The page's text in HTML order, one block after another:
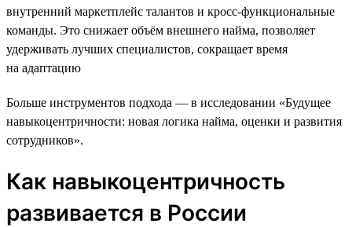
внутренний маркетплейс талантов и кросс-функциональные
команды. Это снижает объём внешнего найма, позволяет
удерживать лучших специалистов, сокращает время
на адаптацию
Больше инструментов подхода — в исследовании «Будущее
навыкоцентричности: новая логика найма, оценки и развития
сотрудников».
Как навыкоцентричность
развивается в России